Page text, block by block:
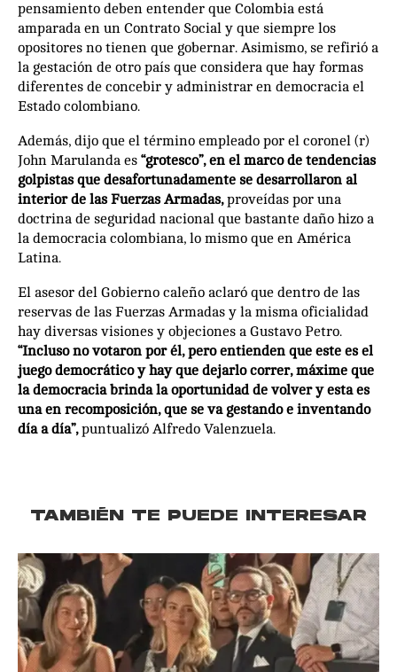
pensamiento deben entender que Colombia está
amparada en un Contrato Social y que siempre los
opositores no tienen que gobernar. Asimismo, se refirió a
la gestación de otro país que considera que hay formas
diferentes de concebir y administrar en democracia el
Estado colombiano.
Además, dijo que el término empleado por el coronel (r)
John Marulanda es “grotesco”, en el marco de tendencias
golpistas que desafortunadamente se desarrollaron al
interior de las Fuerzas Armadas,proveídas por una
doctrina de seguridad nacional que bastante daño hizo a
la democracia colombiana, lo mismo que en América
Latina.
El asesor del Gobierno caleño aclaró que dentro de las
reservas de las Fuerzas Armadas y la misma oficialidad
hay diversas visiones y objeciones a Gustavo Petro.
“Incluso no votaron por él, pero entienden que este es el
juego democrático y hay que dejarlo correr, máxime que
la democracia brinda la oportunidad de volver y esta es
una en recomposición, que se va gestando e inventando
día a día”,puntualizó Alfredo Valenzuela.
TAMBIÉN TE PUEDE INTERESAR